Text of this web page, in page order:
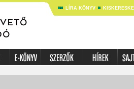
LÍRA KÖNYV